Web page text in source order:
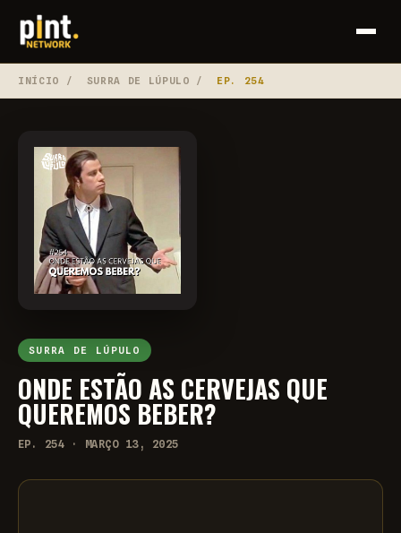
INÍCIO / SURRA DE LÚPULO / EP. 254
SURRA DE LÚPULO
ONDE ESTÃO AS CERVEJAS QUE
QUEREMOS BEBER?
EP. 254 · MARÇO 13, 2025